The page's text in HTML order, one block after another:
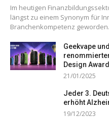
Im heutigen
längst zu einem Synonym für
Branchenkompetenz
Geekvape
Design
21/01/2025
Jeder 3.
erhöht
19/12/2023